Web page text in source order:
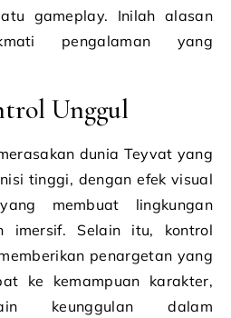
gameplay. Inilah alasan
pengalaman yang
Unggul
dunia Teyvat yang
tinggi, dengan efek visual
membuat lingkungan
imersif. Selain itu, kontrol
penargetan yang
ke kemampuan karakter,
keunggulan dalam